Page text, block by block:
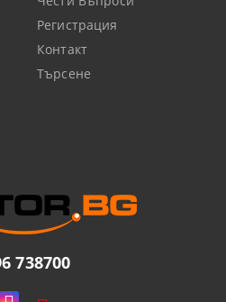
738700
Регистрация
Контакт
Търсене